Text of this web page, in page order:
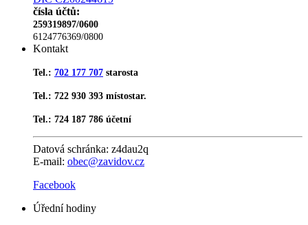
čísla účtů:
259319897/0600
6124776369/0800
Kontakt
Tel.: 702 177 707 starosta
Tel.: 722 930 393 místostar.
Tel.: 724 187 786 účetní
Datová schránka: z4dau2q
E-mail: obec@zavidov.cz
Facebook
Úřední hodiny